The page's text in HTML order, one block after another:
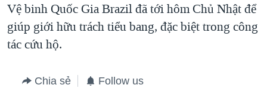
Vệ binh Quốc Gia Brazil đã tới hôm Chủ Nhật để
giúp giới hữu trách tiểu bang, đặc biệt trong công
tác cứu hộ.
Chia sẻ Follow us